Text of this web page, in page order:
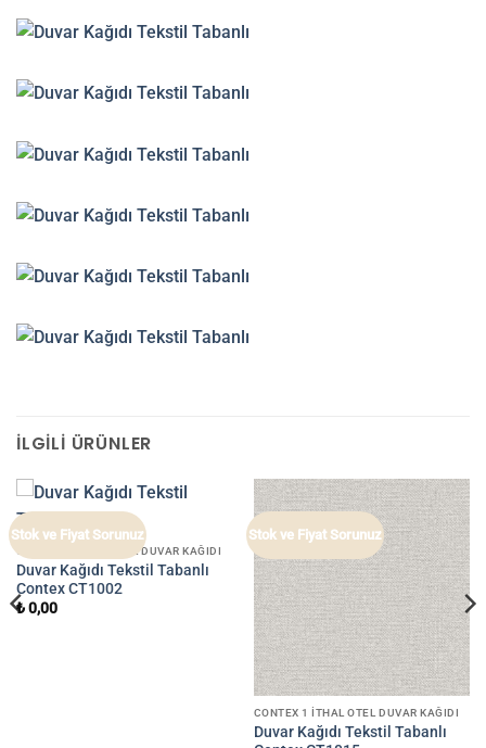
İLGILI ÜRÜNLER
Stok ve Fiyat Sorunuz
CONTEX 1 İTHAL OTEL DUVAR KAĞIDI
Duvar Kağıdı Tekstil Tabanlı
Contex CT1002
₺0,00
Stok ve Fiyat Sorunuz
CONTEX 1 İTHAL OTEL DUVAR KAĞIDI
Duvar Kağıdı Tekstil Tabanlı